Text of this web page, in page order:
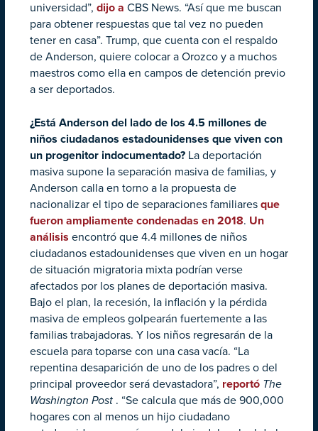
universidad”, dijo a CBS News. “Así que me buscan
para obtener respuestas que tal vez no pueden
tener en casa”. Trump, que cuenta con el respaldo
de Anderson, quiere colocar a Orozco y a muchos
maestros como ella en campos de detención previo
a ser deportados.
¿Está Anderson del lado de los 4.5 millones de
niños ciudadanos estadounidenses que viven con
un progenitor indocumentado? La deportación
masiva supone la separación masiva de familias, y
Anderson calla en torno a la propuesta de
nacionalizar el tipo de separaciones familiares que
fueron ampliamente condenadas en 2018. Un
análisis encontró que 4.4 millones de niños
ciudadanos estadounidenses que viven en un hogar
de situación migratoria mixta podrían verse
afectados por los planes de deportación masiva.
Bajo el plan, la recesión, la inflación y la pérdida
masiva de empleos golpearán fuertemente a las
familias trabajadoras. Y los niños regresarán de la
escuela para toparse con una casa vacía. “La
repentina desaparición de uno de los padres o del
principal proveedor será devastadora”, reportó The
Washington Post . “Se calcula que más de 900,000
hogares con al menos un hijo ciudadano